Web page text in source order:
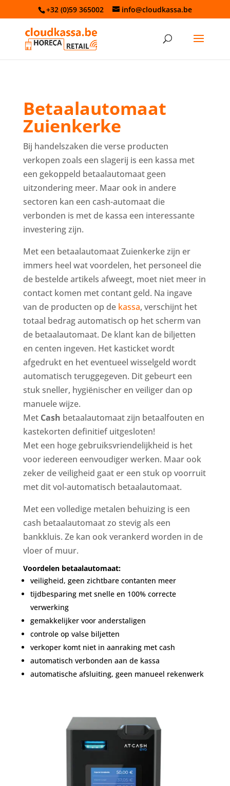
+32 (0)59 365002 info@cloudkassa.be
Betaalautomaat
Zuienkerke
Bij handelszaken die verse producten
verkopen zoals een slagerij is een kassa met
een gekoppeld betaalautomaat geen
uitzondering meer. Maar ook in andere
sectoren kan een cash-automaat die
verbonden is met de kassa een interessante
investering zijn.
Met een betaalautomaat Zuienkerke zijn er
immers heel wat voordelen, het personeel die
de bestelde artikels afweegt, moet niet meer in
contact komen met contant geld. Na ingave
van de producten op de kassa, verschijnt het
totaal bedrag automatisch op het scherm van
de betaalautomaat. De klant kan de biljetten
en centen ingeven. Het kasticket wordt
afgedrukt en het eventueel wisselgeld wordt
automatisch teruggegeven. Dit gebeurt een
stuk sneller, hygiënischer en veiliger dan op
manuele wijze.
Met Cash betaalautomaat zijn betaalfouten en
kastekorten definitief uitgesloten!
Met een hoge gebruiksvriendelijkheid is het
voor iedereen eenvoudiger werken. Maar ook
zeker de veiligheid gaat er een stuk op voorruit
met dit vol-automatisch betaalautomaat.
Met een volledige metalen behuizing is een
cash betaalautomaat zo stevig als een
bankkluis. Ze kan ook verankerd worden in de
vloer of muur.
Voordelen betaalautomaat:
veiligheid, geen zichtbare contanten meer
tijdbesparing met snelle en 100% correcte
verwerking
gemakkelijker voor anderstaligen
controle op valse biljetten
verkoper komt niet in aanraking met cash
automatisch verbonden aan de kassa
automatische afsluiting, geen manueel rekenwerk